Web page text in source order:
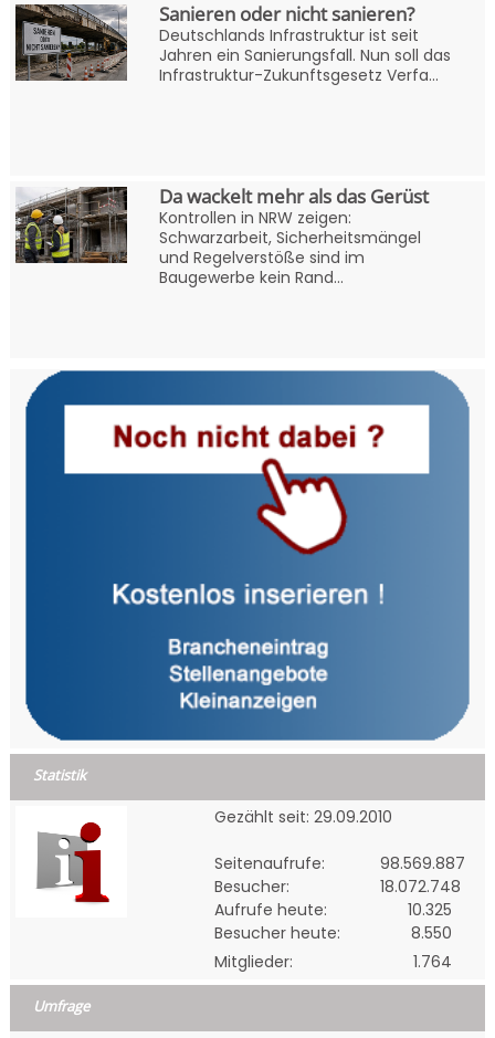
Sanieren oder nicht sanieren?
Deutschlands Infrastruktur ist seit
Jahren ein Sanierungsfall. Nun soll das
Infrastruktur-Zukunftsgesetz Verfa...
Da wackelt mehr als das Gerüst
Kontrollen in NRW zeigen:
Schwarzarbeit, Sicherheitsmängel
und Regelverstöße sind im
Baugewerbe kein Rand...
Statistik
Gezählt seit: 29.09.2010
Seitenaufrufe:
98.569.887
Besucher:
18.072.748
Aufrufe heute:
10.325
Besucher heute:
8.550
Mitglieder:
1.764
Umfrage